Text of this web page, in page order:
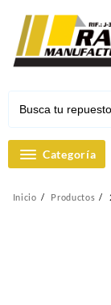
contenido
Categoría
Inicio Productos